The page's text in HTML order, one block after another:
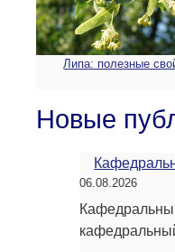
Липа: полезные
Новые
06.08.2026